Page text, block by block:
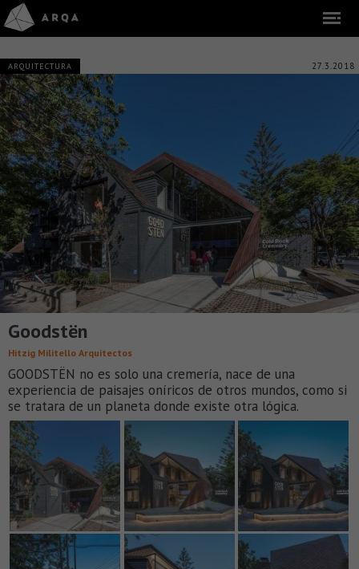
ARQUITECTURA 27.3.2018
Goodstën
Hitzig Militello Arquitectos
GOODSTËN no es solo una cremería, nace de una
experiencia de paisajes oníricos de otros mundos, como si
se tratara de un planeta donde existe otra lógica.